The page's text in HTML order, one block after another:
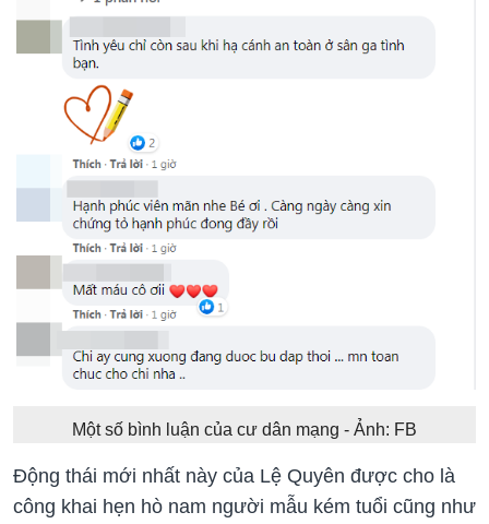
Một số bình luận của cư dân mạng - Ảnh: FB
Động thái mới nhất này của Lệ Quyên được cho là
công khai hẹn hò nam người mẫu kém tuổi cũng như